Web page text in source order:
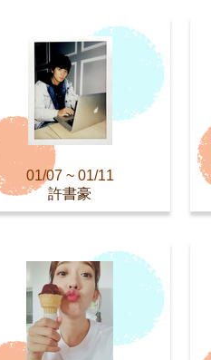
01/07 ~ 01/11
許書豪